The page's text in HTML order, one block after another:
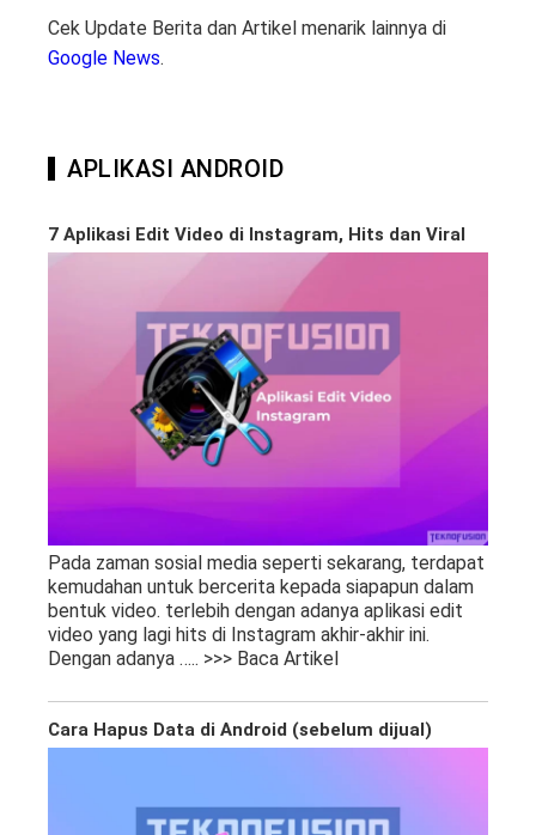
Cek Update Berita dan Artikel menarik lainnya di
Google News.
APLIKASI ANDROID
7 Aplikasi Edit Video di Instagram, Hits dan Viral
Pada zaman sosial media seperti sekarang, terdapat
kemudahan untuk bercerita kepada siapapun dalam
bentuk video. terlebih dengan adanya aplikasi edit
video yang lagi hits di Instagram akhir-akhir ini.
Dengan adanya ….. >>> Baca Artikel
Cara Hapus Data di Android (sebelum dijual)